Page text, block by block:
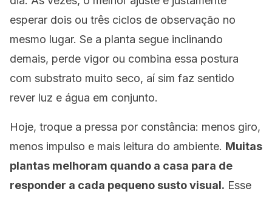
esperar dois ou três ciclos de observação no
mesmo lugar. Se a planta segue inclinando
demais, perde vigor ou combina essa postura
com substrato muito seco, aí sim faz sentido
rever luz e água em conjunto.
Hoje, troque a pressa por constância: menos giro,
menos impulso e mais leitura do ambiente. Muitas
plantas melhoram quando a casa para de
responder a cada pequeno susto visual. Esse